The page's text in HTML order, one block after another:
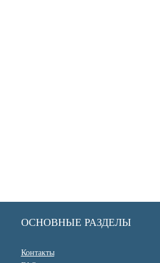
ОСНОВНЫЕ РАЗДЕЛЫ
Контакты